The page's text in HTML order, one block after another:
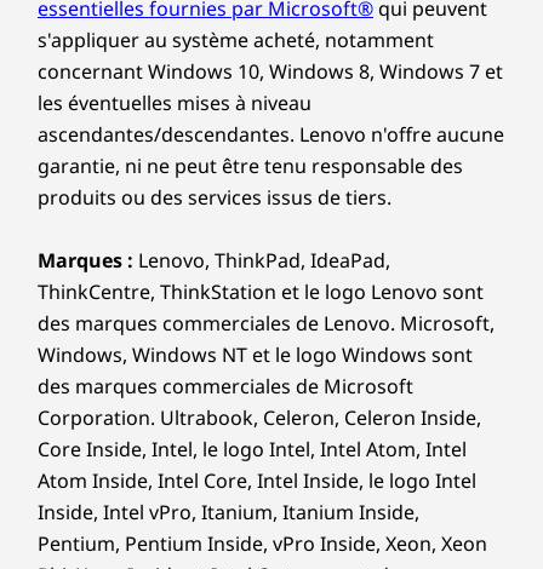
polyvalent.
Une connexion
intelligente couplée à
un look intelligent
*Consultezwww.epeat.netpour connaître le statut de certification par pays.
Les caractéristiques et spécifications ci-contre ne reflètent pas forcément
les versions disponibles à la vente dans ce pays !
Autres informations
Sécurité
Connexion intelligente via la reconnaissance faciale
(nécessite une caméra infrarouge)
Cache de confidentialité intégré à la webcam
Logiciels préinstallés
Dolby Audio™
Lenovo Vantage
McAfee ® LiveSafe™ (version d’essai)
Office 365 (version d’essai)
Windows 11 Famille/Professionnel
essentielles fournies par Microsoft®qui peuvent
s'appliquer au système acheté, notamment
concernant Windows 10, Windows 8, Windows 7 et
les éventuelles mises à niveau
ascendantes/descendantes. Lenovo n'offre aucune
garantie, ni ne peut être tenu responsable des
produits ou des services issus de tiers.
Marques : Lenovo, ThinkPad, IdeaPad,
ThinkCentre, ThinkStation et le logo Lenovo sont
des marques commerciales de Lenovo. Microsoft,
Windows, Windows NT et le logo Windows sont
des marques commerciales de Microsoft
Corporation. Ultrabook, Celeron, Celeron Inside,
Core Inside, Intel, le logo Intel, Intel Atom, Intel
Atom Inside, Intel Core, Intel Inside, le logo Intel
Inside, Intel vPro, Itanium, Itanium Inside,
Pentium, Pentium Inside, vPro Inside, Xeon, Xeon